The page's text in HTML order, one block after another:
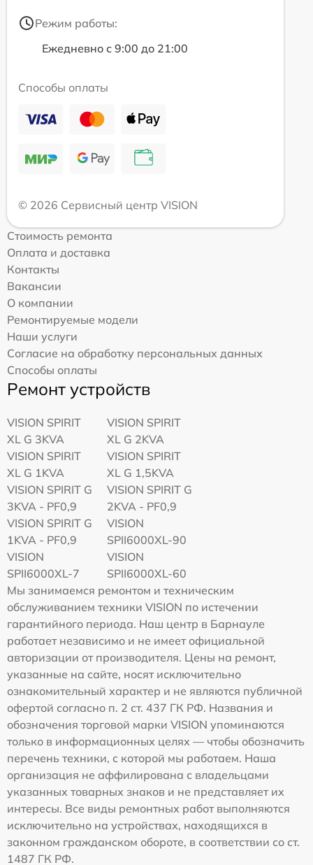
Режим работы:
Ежедневно с 9:00 до 21:00
Способы оплаты
© 2026 Сервисный центр VISION
Стоимость ремонта
Оплата и доставка
Контакты
Вакансии
О компании
Ремонтируемые модели
Наши услуги
Согласие на обработку персональных данных
Способы оплаты
Ремонт устройств
VISION SPIRIT
XL G 3KVA
VISION SPIRIT
XL G 2KVA
VISION SPIRIT
XL G 1KVA
VISION SPIRIT
XL G 1,5KVA
VISION SPIRIT G
3KVA - PF0,9
VISION SPIRIT G
2KVA - PF0,9
VISION SPIRIT G
1KVA - PF0,9
VISION
SPII6000XL-90
VISION
SPII6000XL-7
VISION
SPII6000XL-60
Мы занимаемся ремонтом и техническим
обслуживанием техники VISION по истечении
гарантийного периода. Наш центр в Барнауле
работает независимо и не имеет официальной
авторизации от производителя. Цены на ремонт,
указанные на сайте, носят исключительно
ознакомительный характер и не являются публичной
офертой согласно п. 2 ст. 437 ГК РФ. Названия и
обозначения торговой марки VISION упоминаются
только в информационных целях — чтобы обозначить
перечень техники, с которой мы работаем. Наша
организация не аффилирована с владельцами
указанных товарных знаков и не представляет их
интересы. Все виды ремонтных работ выполняются
исключительно на устройствах, находящихся в
законном гражданском обороте, в соответствии со ст.
1487 ГК РФ.